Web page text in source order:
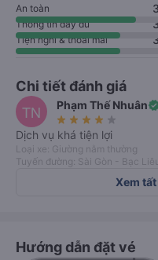
An toàn
Thông tin đầy đủ
Tiện nghi & thoải mái
Chi tiết đánh giá
TN Phạm Thế Nhuân
star_rate star_rate star_rate star_rate star_rate
Dịch vụ khá tiện lợi
Loại xe: Giường nằm thường
Tuyến đường: Sài Gòn - Bạc
Xem
Hướng dẫn đặt vé